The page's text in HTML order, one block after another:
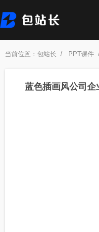
当前位置： 包站长 / PPT课件
蓝色插画风公司